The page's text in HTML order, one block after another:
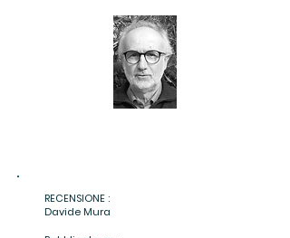
RECENSIONE :
Davide Mura